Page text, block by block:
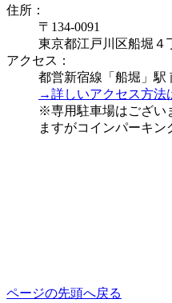
住所：
〒134-0091
東京都江戸川区船堀４
アクセス：
都営新宿線「船堀」駅
→詳しいアクセス方法
※専用駐車場はござい
ますがコインパーキン
ページの先頭へ戻る